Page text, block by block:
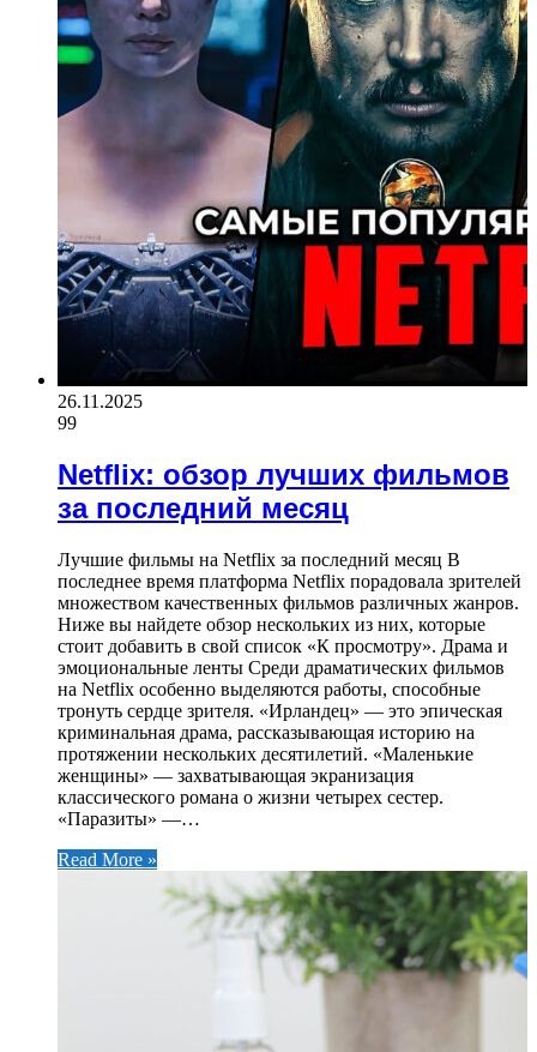
26.11.2025
99
Netflix: обзор лучших фильмов
за последний месяц
Лучшие фильмы на Netflix за последний месяц В
последнее время платформа Netflix порадовала зрителей
множеством качественных фильмов различных жанров.
Ниже вы найдете обзор нескольких из них, которые
стоит добавить в свой список «К просмотру». Драма и
эмоциональные ленты Среди драматических фильмов
на Netflix особенно выделяются работы, способные
тронуть сердце зрителя. «Ирландец» — это эпическая
криминальная драма, рассказывающая историю на
протяжении нескольких десятилетий. «Маленькие
женщины» — захватывающая экранизация
классического романа о жизни четырех сестер.
«Паразиты» —…
Read More »